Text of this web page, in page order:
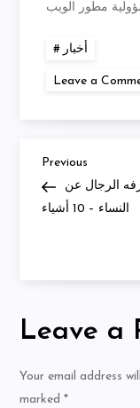
أخبار
Leave a
Post
Previous
Post
Previous
الرجال عن
النساء – 10 أشياء
Leave a
Your email address
marked*